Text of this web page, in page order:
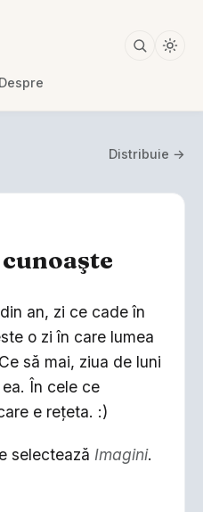
Despre
Distribuie →
an, zi ce cade în
o zi în care lumea
să mai, ziua de luni
În cele ce
e reţeta. :)
selectează Imagini.